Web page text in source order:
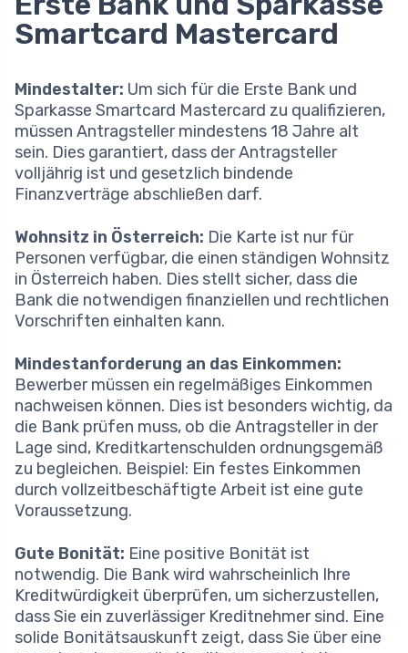
Smartcard Mastercard
Mindestalter: Um sich für die Erste Bank und
Sparkasse Smartcard Mastercard zu qualifizieren,
müssen Antragsteller mindestens 18 Jahre alt
sein. Dies garantiert, dass der Antragsteller
volljährig ist und gesetzlich bindende
Finanzverträge abschließen darf.
Wohnsitz in Österreich: Die Karte ist nur für
Personen verfügbar, die einen ständigen Wohnsitz
in Österreich haben. Dies stellt sicher, dass die
Bank die notwendigen finanziellen und rechtlichen
Vorschriften einhalten kann.
Mindestanforderung an das Einkommen:
Bewerber müssen ein regelmäßiges Einkommen
nachweisen können. Dies ist besonders wichtig, da
die Bank prüfen muss, ob die Antragsteller in der
Lage sind, Kreditkartenschulden ordnungsgemäß
zu begleichen. Beispiel: Ein festes Einkommen
durch vollzeitbeschäftigte Arbeit ist eine gute
Voraussetzung.
Gute Bonität: Eine positive Bonität ist
notwendig. Die Bank wird wahrscheinlich Ihre
Kreditwürdigkeit überprüfen, um sicherzustellen,
dass Sie ein zuverlässiger Kreditnehmer sind. Eine
solide Bonitätsauskunft zeigt, dass Sie über eine